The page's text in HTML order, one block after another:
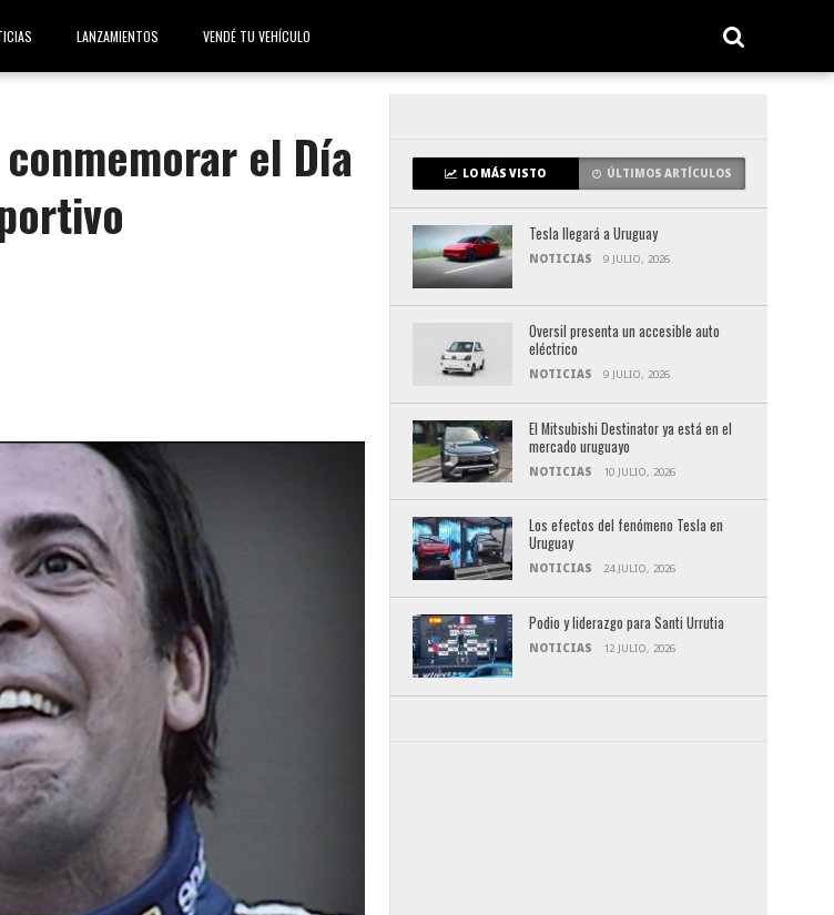
LANZAMIENTOS VENDÉ TU VEHÍCULO
el Día
LO MÁS VISTO ÚLTIMOS ARTÍCULOS
Tesla llegará a Uruguay
NOTICIAS 9 JULIO, 2026
Oversil presenta un accesible auto
eléctrico
NOTICIAS 9 JULIO, 2026
El Mitsubishi Destinator ya está en el
mercado uruguayo
NOTICIAS 10 JULIO, 2026
Los efectos del fenómeno Tesla en
Uruguay
NOTICIAS 24 JULIO, 2026
Podio y liderazgo para Santi Urrutia
NOTICIAS 12 JULIO, 2026